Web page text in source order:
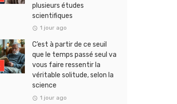
plusieurs études
scientifiques
1 jour ago
C’est à partir de ce seuil
que le temps passé seul va
vous faire ressentir la
véritable solitude, selon la
science
1 jour ago